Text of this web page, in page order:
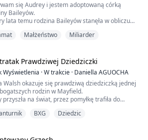
się Audrey i jestem adoptowaną córką
Baileyów.
lata temu rodzina Baileyów stanęła w obliczu
bankructwo wydawało się nieuniknione, pojawił się
plotki o tym zagadkowym mężczyźnie —
że jest ohydnie brzydki i zbyt zawstydzony, by
swoją twarz, być może skrywający mroczne,
obsesje.
Baileyowie poświęcili mnie, aby chronić
cenną biologiczną córkę, zmuszając mnie do
jej miejsca jako pionka w tej zimnej,
umowie.
Małżeństwo Miliarder
Prawdziwej Dziedziczki
Wyświetlenia ·W trakcie · Daniella AGUOCHA
Walsh okazuje się prawdziwą dziedziczką jednej
rodzin w Mayfield.
przyszła na świat, przez pomyłkę trafiła do
Jednak po osiemnastu latach rodziny w to
BXG Dziedzic